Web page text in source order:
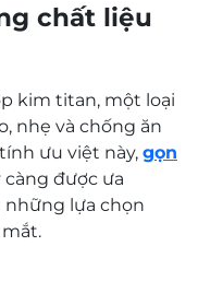
chất liệu
kim titan, một loại
nhẹ và chống ăn
ưu việt này, gọn
càng được ưa
lựa chọn